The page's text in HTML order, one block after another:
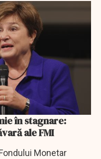
în stagnare:
ale FMI
Monetar